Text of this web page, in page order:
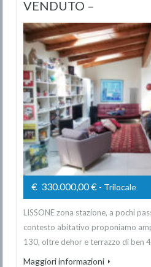
VENDUTO –
€ 330.000,00 € - Trilocale
LISSONE zona stazione, a pochi
contesto abitativo proponiamo
130, oltre dehor e terrazzo di ben
Maggiori informazioni